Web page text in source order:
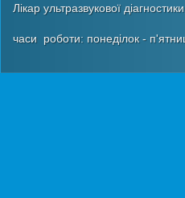
Лікар ультразвукової
часи роботи: понеділок -